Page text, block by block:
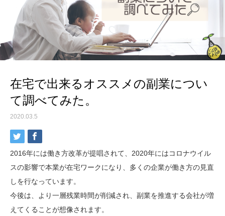
在宅で出来るオススメの副業につい
て調べてみた。
2020.03.5
2016年には働き方改革が提唱されて、2020年にはコロナウイル
スの影響で本業が在宅ワークになり、多くの企業が働き方の見直
しを行なっています。
今後は、より一層残業時間が削減され、副業を推進する会社が増
えてくることが想像されます。